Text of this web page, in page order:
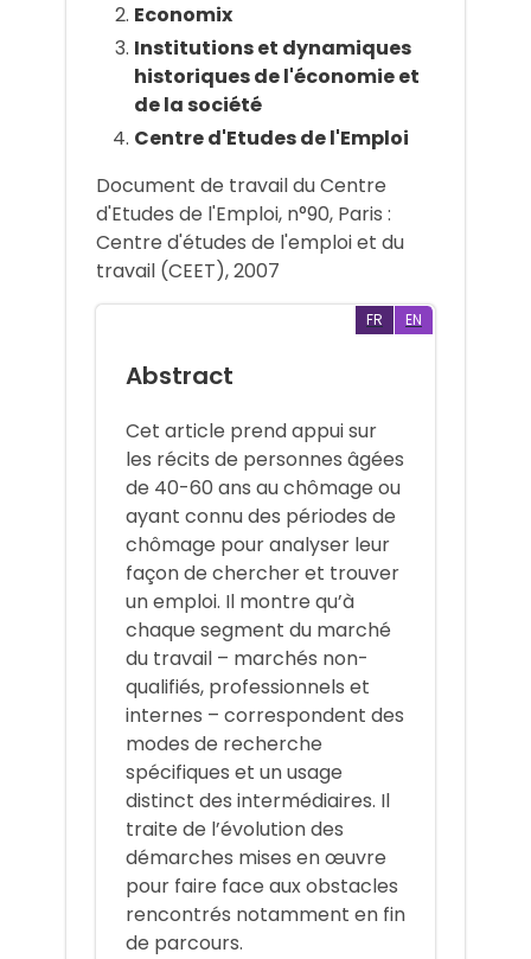
Economix
Institutions et dynamiques
historiques de l'économie et
de la société
Centre d'Etudes de l'Emploi
Document de travail du Centre
d'Etudes de l'Emploi, n°90, Paris :
Centre d'études de l'emploi et du
travail (CEET), 2007
FR EN
Abstract
Cet article prend appui sur
les récits de personnes âgées
de 40-60 ans au chômage ou
ayant connu des périodes de
chômage pour analyser leur
façon de chercher et trouver
un emploi. Il montre qu’à
chaque segment du marché
du travail – marchés non-
qualifiés, professionnels et
internes – correspondent des
modes de recherche
spécifiques et un usage
distinct des intermédiaires. Il
traite de l’évolution des
démarches mises en œuvre
pour faire face aux obstacles
rencontrés notamment en fin
de parcours.